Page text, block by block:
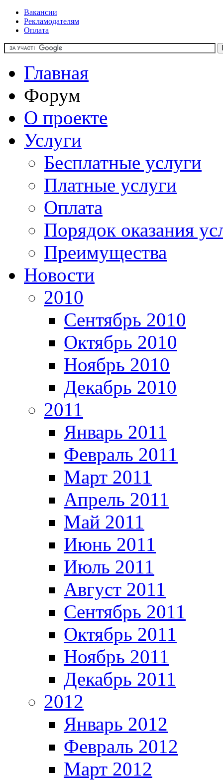
Вакансии
Рекламодателям
Оплата
Главная
Форум
О проекте
Услуги
Бесплатные услуги
Платные услуги
Оплата
Порядок оказания
Преимущества
Новости
2010
Сентябрь 2010
Октябрь 2010
Ноябрь 2010
Декабрь 2010
2011
Январь 2011
Февраль 2011
Март 2011
Апрель 2011
Май 2011
Июнь 2011
Июль 2011
Август 2011
Сентябрь 2011
Октябрь 2011
Ноябрь 2011
Декабрь 2011
2012
Январь 2012
Февраль 2012
Март 2012